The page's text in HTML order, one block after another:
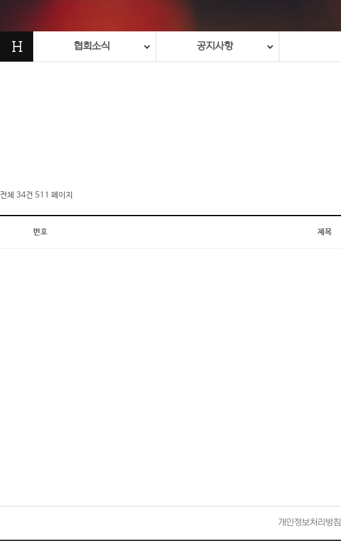
H 협회소식 공지사항
전체 34건 511 페이지
번호 제목
개인정보처리방침